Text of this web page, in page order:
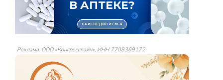
Реклама: ООО «Конгресслайн», ИНН 7708369172